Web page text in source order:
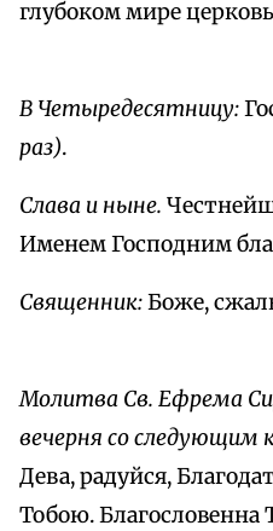
глубоком мире
В Четыредесятницу:
раз).
Слава и ныне.
Именем Господним
Священник:Боже,
Молитва Св. Ефрема
вечерня со следующим
Дева, радуйся,
Тобою.